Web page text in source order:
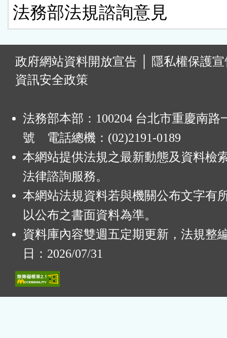
法務部法規諮詢意見
政府網站資料開放宣告
隱私權保護
資訊安全政策
法務部本部：100204 台北市重慶南路
號 電話總機：(02)2191-0189
本網站提供法規之最新動態及資料檢
法律諮詢服務。
本網站法規資料若與機關公布文字有
以公布之書面資料為準。
資料庫內容雙週五定期更新，法規整
日：2026/07/31